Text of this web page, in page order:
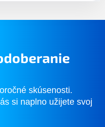
skúsenosti.
si naplno užijete svoj